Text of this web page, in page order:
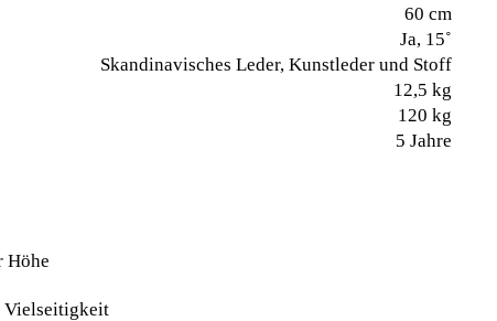
60 cm
Ja, 15˚
Skandinavisches Leder, Kunstleder und Stoff
12,5 kg
120 kg
5 Jahre
Höhe
Vielseitigkeit